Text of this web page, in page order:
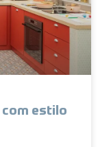
com estilo